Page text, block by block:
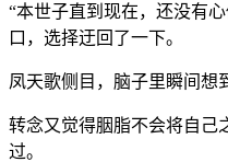
“本世子直到现在，还没有
口，选择迂回了一下。
凤天歌侧目，脑子里瞬间想
转念又觉得胭脂不会将自己
过。